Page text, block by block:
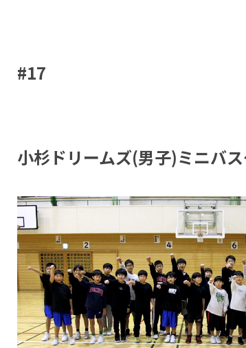
#17
小杉ドリームズ(男子)ミニバ